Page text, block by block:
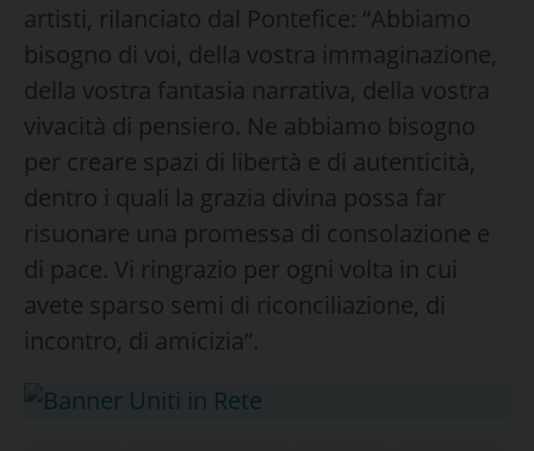
artisti, rilanciato dal Pontefice: “Abbiamo
bisogno di voi, della vostra immaginazione,
della vostra fantasia narrativa, della vostra
vivacità di pensiero. Ne abbiamo bisogno
per creare spazi di libertà e di autenticità,
dentro i quali la grazia divina possa far
risuonare una promessa di consolazione e
di pace. Vi ringrazio per ogni volta in cui
avete sparso semi di riconciliazione, di
incontro, di amicizia”.